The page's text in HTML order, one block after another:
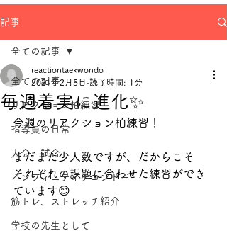
記事
全ての記事
リアクション柏練習
指導員の日常
大会、試合
インフィニティテコンドー
筋トレ、ストレッチ紹介
学校の先生として
全ての記事
毎週着実に進化✨
reactiontaekwondo
2021年2月5日 読了時間: 1分
今週のリアクション柏練習！
まだまだ少人数ですが、だからこそ
それぞれの課題に合わせた練習ができ
ています😊